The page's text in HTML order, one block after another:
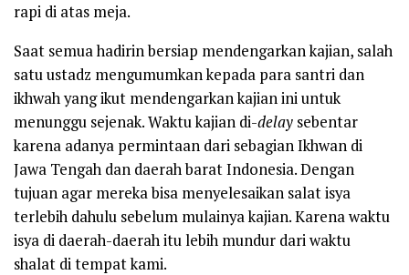
rapi di atas meja.
Saat semua hadirin bersiap mendengarkan kajian, salah
satu ustadz mengumumkan kepada para santri dan
ikhwah yang ikut mendengarkan kajian ini untuk
menunggu sejenak. Waktu kajian di-delay sebentar
karena adanya permintaan dari sebagian Ikhwan di
Jawa Tengah dan daerah barat Indonesia. Dengan
tujuan agar mereka bisa menyelesaikan salat isya
terlebih dahulu sebelum mulainya kajian. Karena waktu
isya di daerah-daerah itu lebih mundur dari waktu
shalat di tempat kami.